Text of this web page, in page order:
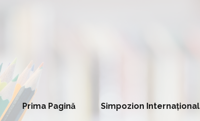
Prima Pagină Simpozion Internațional